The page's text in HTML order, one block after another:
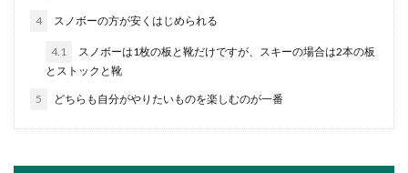
すよね。しかし、初めてジムを利用する時には、
どんな物を持...
4 スノボーの方が安くはじめられる
4.1
スノボーは1枚の板と靴だけですが、スキーの場合は2本の板
とストックと靴
5 どちらも自分がやりたいものを楽しむのが一番